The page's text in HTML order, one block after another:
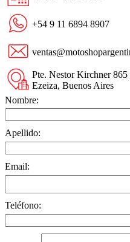
+54 9 11 6894 8907
Pte. Nestor Kirchner
Ezeiza, Buenos Aires
Nombre:
Apellido:
Email:
Teléfono: